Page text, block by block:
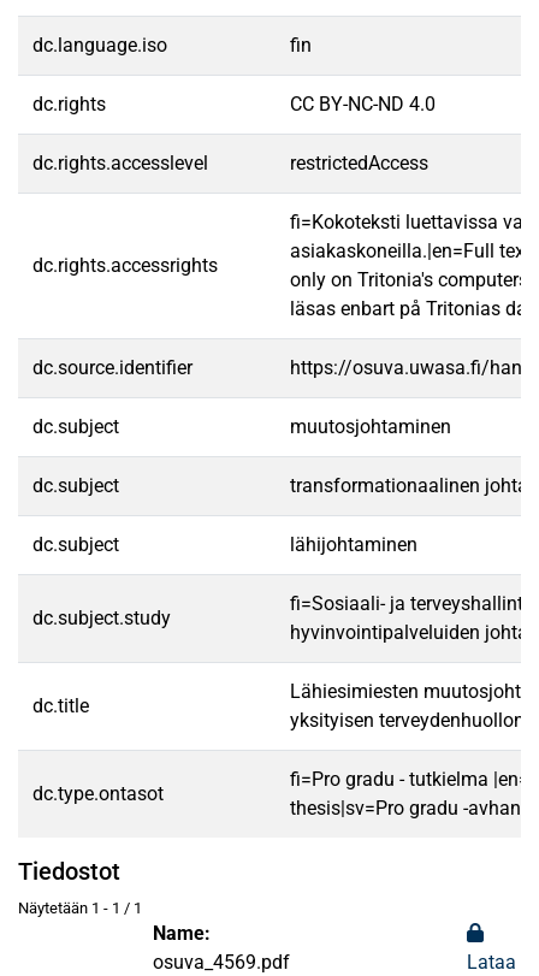
dc.language.iso fin
dc.rights CC BY-NC-ND 4.0
dc.rights.accesslevel restrictedAccess
dc.rights.accessrights
fi=Kokoteksti luettavissa
asiakaskoneilla.|en=Full text
only on Tritonia's
läsas enbart på Tritonias
dc.source.identifier https://osuva.uwasa.fi/
dc.subject muutosjohtaminen
dc.subject transformationaalinen
dc.subject lähijohtaminen
dc.subject.study
fi=Sosiaali- ja
hyvinvointipalveluiden
dc.title
Lähiesimiesten
yksityisen terveydenhuollon
dc.type.ontasot
fi=Pro gradu - tutkielma
thesis|sv=Pro gradu -
Tiedostot
Näytetään 1 - 1 / 1
Name:
osuva_4569.pdf
Lataa